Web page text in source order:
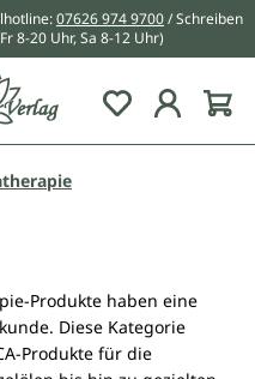
07626 974 9700/ Schreiben
8-20 Uhr, Sa 8-12 Uhr)
Du hast 0
Produkte haben eine
Diese Kategorie
Produkte für die